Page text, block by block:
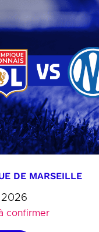
DE MARSEILLE
confirmer